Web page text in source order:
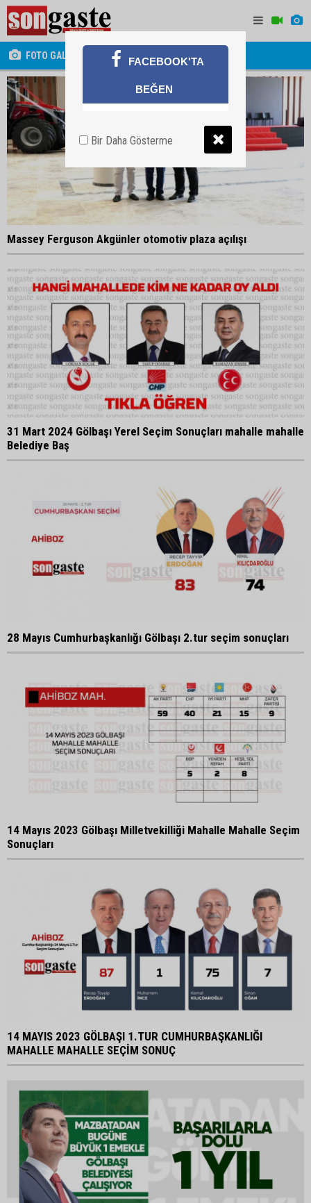
FOTO GALERİ
Massey Ferguson Akgünler otomotiv plaza açılışı
31 Mart 2024 Gölbaşı Yerel Seçim Sonuçları mahalle mahalle
Belediye Baş
28 Mayıs Cumhurbaşkanlığı Gölbaşı 2.tur seçim sonuçları
14 Mayıs 2023 Gölbaşı Milletvekilliği Mahalle Mahalle Seçim
Sonuçları
14 MAYIS 2023 GÖLBAŞI 1.TUR CUMHURBAŞKANLIĞI
MAHALLE MAHALLE SEÇİM SONUÇ
FACEBOOK'TA
BEĞEN
Bir Daha Gösterme